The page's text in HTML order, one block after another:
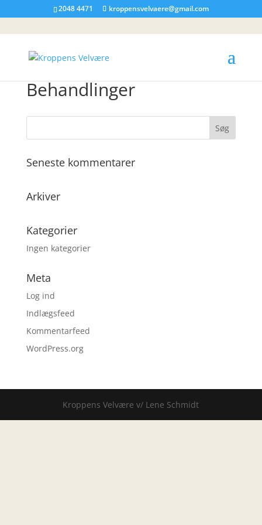
2048 4471 kroppensvelvaere@gmail.com
Behandlinger
Seneste kommentarer
Arkiver
Kategorier
Ingen kategorier
Meta
Log ind
Indlægsfeed
Kommentarfeed
WordPress.org
Kroppens Velvære v/ Lene Schmidt